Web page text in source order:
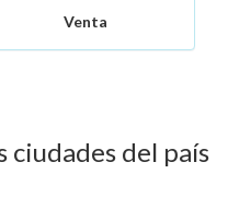
Venta
ciudades del país